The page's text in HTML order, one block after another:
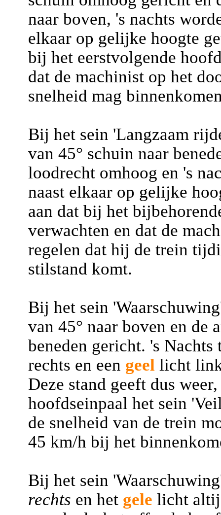
naar boven, 's nachts
elkaar op gelijke hoogte
bij het eerstvolgende
dat de machinist op het
snelheid mag
Bij het sein 'Langzaam
van 45° schuin naar
loodrecht omhoog en 's
naast elkaar op gelijke
aan dat bij het
verwachten en dat de
regelen dat hij de trein
stilstand komt.
Bij het sein
van 45° naar boven en de
beneden gericht. 's
rechts en een geel licht
Deze stand geeft dus
hoofdseinpaal het sein
de snelheid van de trein
45 km/h bij het
Bij het sein
rechts en het gele licht